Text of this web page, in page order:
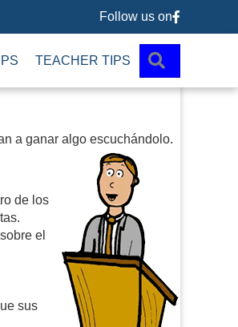
Follow us
Follow us on
TEACHER TIPS
a ganar algo escuchándolo.
de los
el
sus